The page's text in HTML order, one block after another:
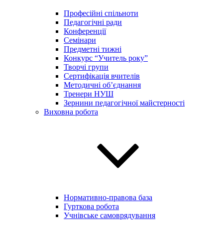
Професійні спільноти
Педагогічні ради
Конференції
Семінари
Предметні тижні
Конкурс “Учитель року”
Творчі групи
Сертифікація вчителів
Методичні об’єднання
Тренери НУШ
Зернини педагогічної майстерності
Виховна робота
Нормативно-правова база
Гурткова робота
Учнівське самоврядування